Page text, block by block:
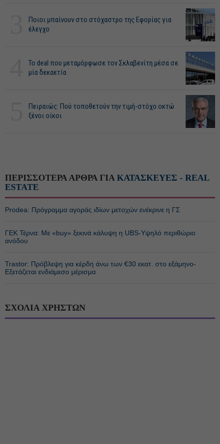
Ποιοι μπαίνουν στο στόχαστρο της Εφορίας για
έλεγχο
Το deal που μεταμόρφωσε τον Σκλαβενίτη μέσα σε
μία δεκαετία
Πειραιώς: Πού τοποθετούν την τιμή-στόχο οκτώ
ξένοι οίκοι
ΠΕΡΙΣΣΟΤΕΡΑ ΑΡΘΡΑ ΓΙΑ ΚΑΤΑΣΚΕΥΕΣ - REAL
ESTATE
Prodea: Πρόγραμμα αγοράς ιδίων μετοχών ενέκρινε η ΓΣ
ΓΕΚ Τέρνα: Με «buy» ξεκινά κάλυψη η UBS-Υψηλό περιθώριο
ανόδου
Trastor: Πρόβλεψη για κέρδη άνω των €30 εκατ. στο εξάμηνο-
Εξετάζεται ενδιάμεσο μέρισμα
ΣΧΟΛΙΑ ΧΡΗΣΤΩΝ